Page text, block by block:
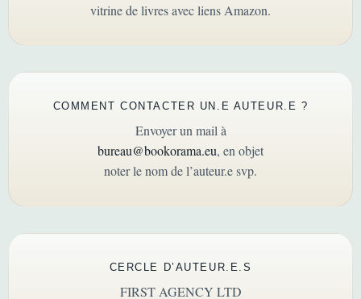
vitrine de livres avec liens Amazon.
COMMENT CONTACTER UN.E AUTEUR.E ?
Envoyer un mail à
bureau@bookorama.eu, en objet
noter le nom de l’auteur.e svp.
CERCLE D’AUTEUR.E.S
FIRST AGENCY LTD